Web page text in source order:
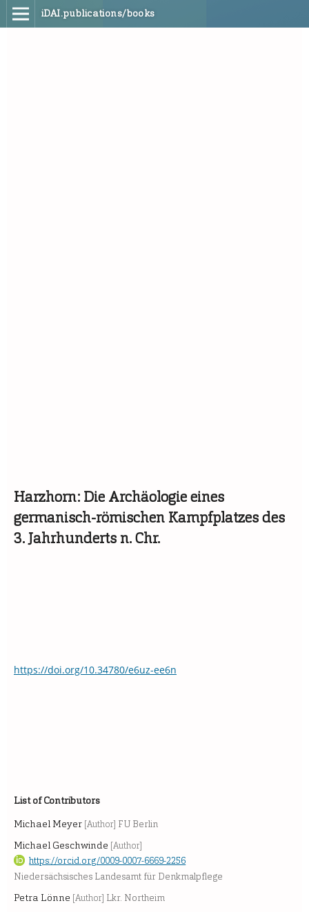
iDAI.publications/books
Harzhorn: Die Archäologie eines
germanisch-römischen Kampfplatzes des
3. Jahrhunderts n. Chr.
https://doi.org/10.34780/e6uz-ee6n
List of Contributors
Michael Meyer [Author] FU Berlin
Michael Geschwinde [Author]
https://orcid.org/0009-0007-6669-2256
Niedersächsisches Landesamt für Denkmalpflege
Petra Lönne [Author] Lkr. Northeim